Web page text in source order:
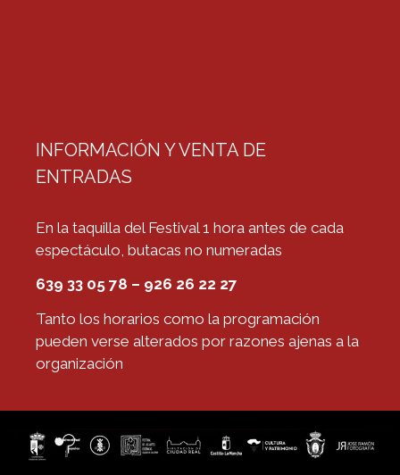
INFORMACIÓN Y VENTA DE
ENTRADAS
En la taquilla del Festival 1 hora antes de cada
espectáculo, butacas no numeradas
639 33 05 78 – 926 26 22 27
Tanto los horarios como la programación
pueden verse alterados por razones ajenas a la
organización